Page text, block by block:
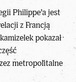
Philippe’a jest
z Francją
pokazał
metropolitalne